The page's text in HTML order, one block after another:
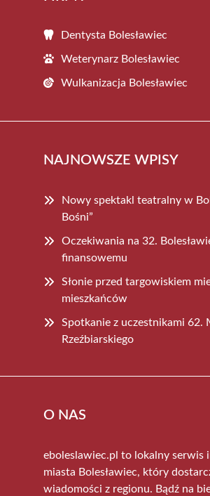
Dentysta Bolesławiec
Weterynarz Bolesławiec
Wulkanizacja Bolesławiec
NAJNOWSZE WPISY
Nowy spektakl teatralny w
Bośni”
Oczekiwania na 32.
finansowemu
Słonie przed targowiskiem
mieszkańców
Spotkanie z uczestnikami 62.
Rzeźbiarskiego
O NAS
eboleslawiec.pl to lokalny serwis
miasta Bolesławiec, który
wiadomości z regionu. Bądź na